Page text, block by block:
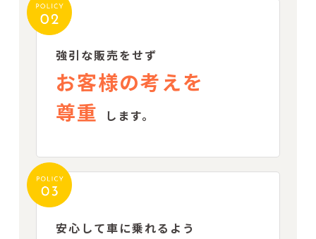
強引な販売をせず
お客様の考えを
尊重
します。
安心して車に乗れるよう